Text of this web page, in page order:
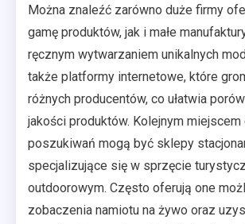
Można znaleźć zarówno duże firmy
gamę produktów, jak i małe
ręcznym wytwarzaniem unikalnych
także platformy internetowe, które
różnych producentów, co ułatwia
jakości produktów. Kolejnym miejscem
poszukiwań mogą być sklepy
specjalizujące się w sprzęcie
outdoorowym. Często oferują one
zobaczenia namiotu na żywo oraz